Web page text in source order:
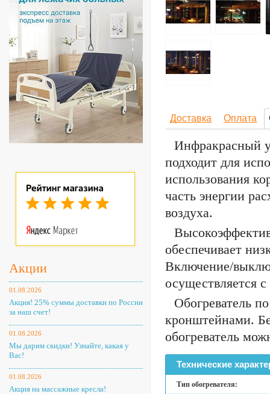
Акции
01.08.2026
Акция! 25% суммы доставки по России
за наш счет!
01.08.2026
Мы дарим скидки! Узнайте, какая у
Вас!
01.08.2026
Акция на массажные кресла!
Доставка Оплата
Инфракрасный
подходит для
использования
часть энергии
воздуха.
обеспечивает
Включение/
осуществляется
Обогреватель
кронштейнами.
обогреватель
Технические
Тип обогревателя: